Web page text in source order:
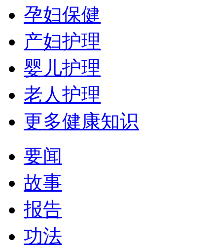
孕妇保健
产妇护理
婴儿护理
老人护理
更多健康知识
要闻
故事
报告
功法